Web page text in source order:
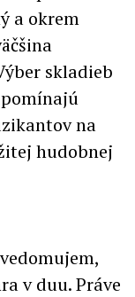
a okrem
skladieb
na
hudobnej
v duu. Práve